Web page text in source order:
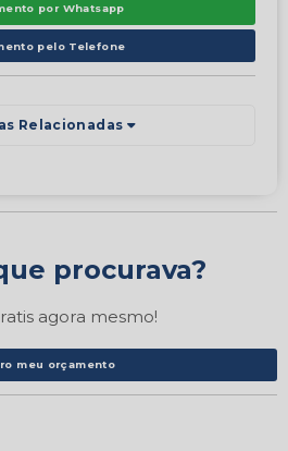
por Whatsapp
pelo Telefone
Relacionadas
procurava?
agora mesmo!
meu orçamento